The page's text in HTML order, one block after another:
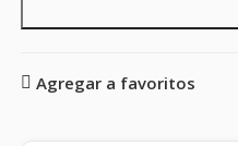
Agregar a favoritos